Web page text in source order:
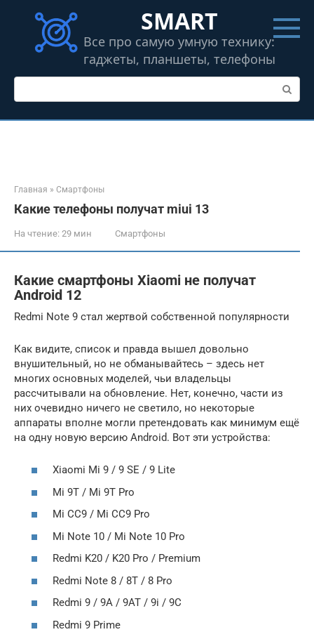
контенту
SMART
Все про самую умную технику:
гаджеты, планшеты, телефоны
Поиск:
Главная » Смартфоны
Какие телефоны получат miui 13
На чтение: 29 мин Смартфоны
Какие смартфоны Xiaomi не получат
Android 12
Redmi Note 9 стал жертвой собственной популярности
Как видите, список и правда вышел довольно
внушительный, но не обманывайтесь – здесь нет
многих основных моделей, чьи владельцы
рассчитывали на обновление. Нет, конечно, части из
них очевидно ничего не светило, но некоторые
аппараты вполне могли претендовать как минимум ещё
на одну новую версию Android. Вот эти устройства:
Xiaomi Mi 9 / 9 SE / 9 Lite
Mi 9T / Mi 9T Pro
Mi CC9 / Mi CC9 Pro
Mi Note 10 / Mi Note 10 Pro
Redmi K20 / K20 Pro / Premium
Redmi Note 8 / 8T / 8 Pro
Redmi 9 / 9A / 9AT / 9i / 9C
Redmi 9 Prime